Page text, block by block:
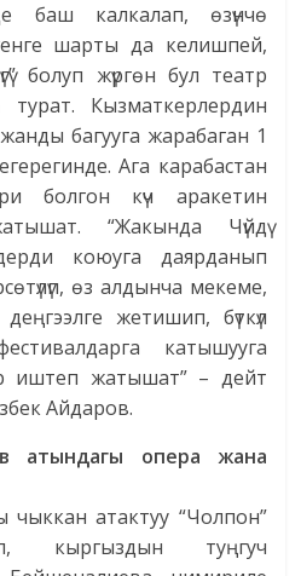
баш калкалап, өзүнчө
шарты да келишпей,
болуп жүргөн бул театр
Кызматкерлердин
жанды багууга жарабаган 1
Ага карабастан
болгон күч аракетин
“Жакында Чүйдү
коюуга даярданып
өз алдынча мекеме,
жетишип, бүткүл
катышууга
иштеп жатышат” – дейт
Айдаров.
атындагы опера жана
чыккан атактуу “Чолпон”
кыргыздын туңгуч